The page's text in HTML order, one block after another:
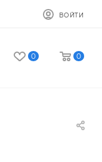
ВОЙТИ
0 0